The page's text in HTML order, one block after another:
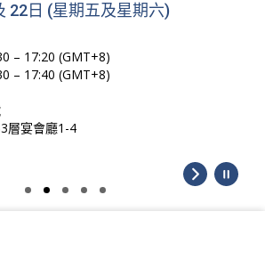
22日 (星期五及星期六)
– 17:20 (GMT+8)
– 17:40 (GMT+8)
層宴會廳1-4